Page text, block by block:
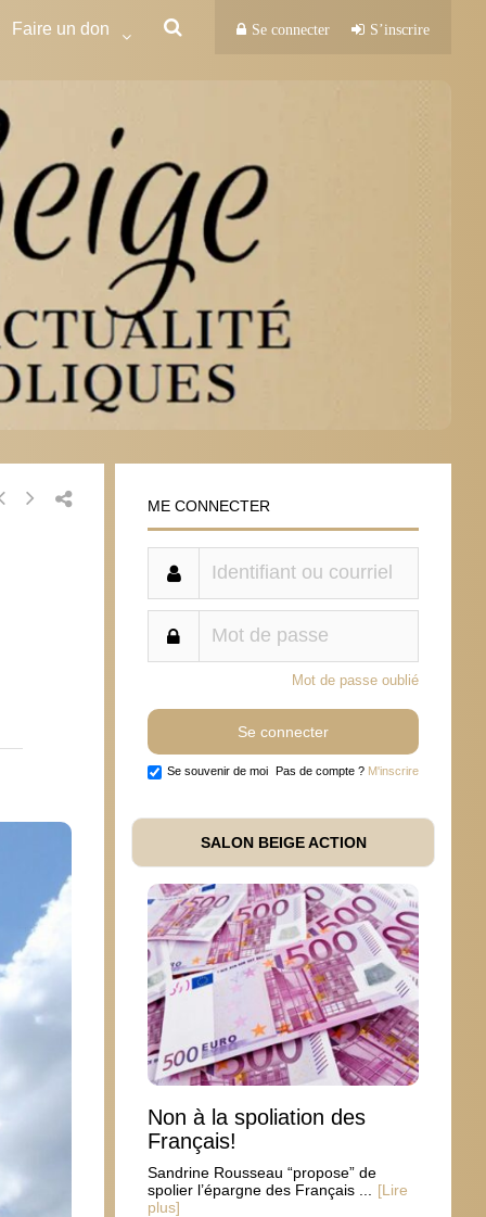
Faire un don Se connecter S’inscrire
ME CONNECTER
Mot de passe oublié
Se souvenir de moi Pas de compte ? M'inscrire
SALON BEIGE ACTION
Non à la spoliation des
Français!
Sandrine Rousseau “propose” de
spolier l’épargne des Français ...
[Lire
plus]